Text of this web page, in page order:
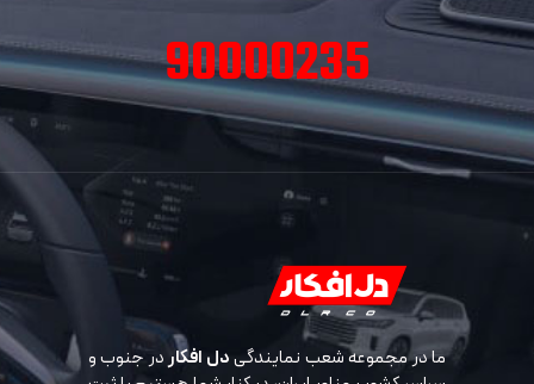
90000235
ما در مجموعه شعب نمایندگیدل افکاردر جنوب و